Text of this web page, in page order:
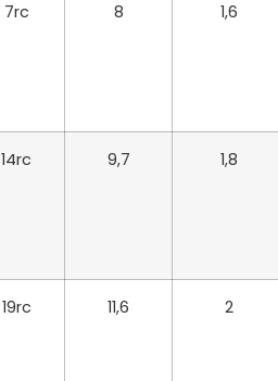
7rc 8 1,6
14rc 9,7 1,8
19rc 11,6 2